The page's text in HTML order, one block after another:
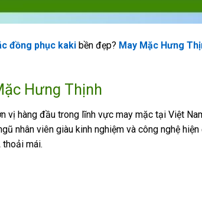
đồng phục kaki bền đẹp? May Mặc Hưng
Hưng Thịnh
vị hàng đầu trong lĩnh vực may mặc tại Việt
nhân viên giàu kinh nghiệm và công nghệ
mái.